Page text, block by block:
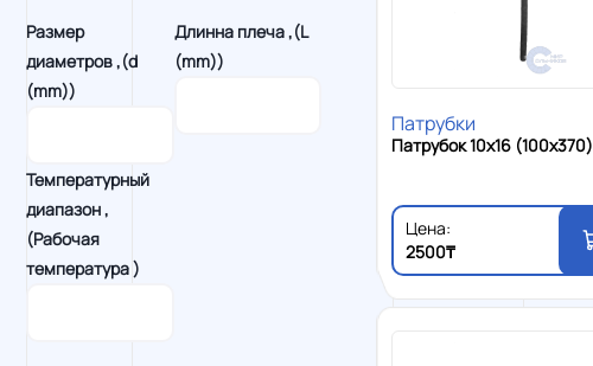
Размер
диаметров ,(d
(mm))
Длинна плеча ,(L
(mm))
Температурный
диапазон ,
(Рабочая
температура )
Патрубки
Патрубок 10x16 (100x370)
Цена:
2500₸